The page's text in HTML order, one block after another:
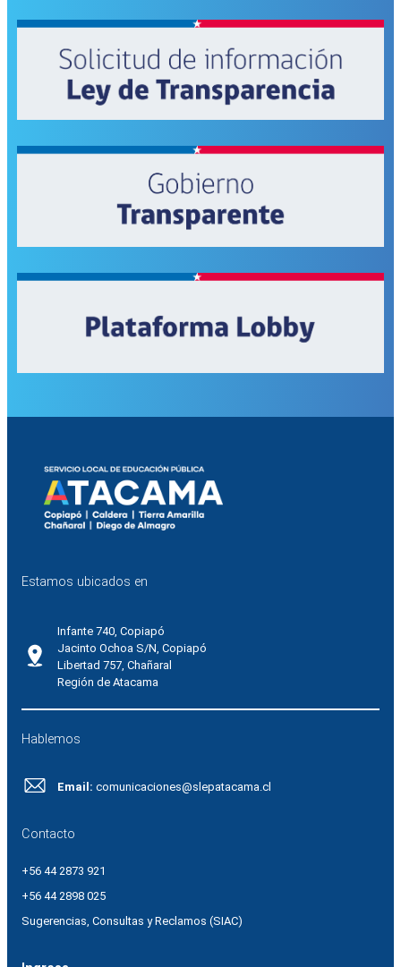
estudiantil
través
del
tenis
de
Estamos ubicados en
Infante 740, Copiapó
Jacinto Ochoa S/N, Copiapó
Libertad 757, Chañaral
Región de Atacama
Hablemos
Email: comunicaciones@slepatacama.cl
Contacto
+56 44 2873 921
+56 44 2898 025
Sugerencias, Consultas y Reclamos (SIAC)